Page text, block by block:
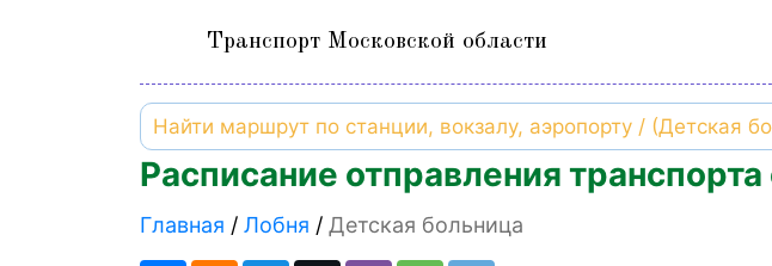
Транспорт Московской области
Расписание отправления
Главная Лобня Детская больница